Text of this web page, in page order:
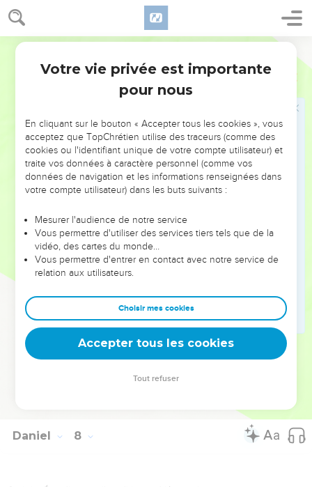
Daniel 7
23 Celui que j’interroge m’explique : « La quatrième bête
représente un quatrième royaume sur la terre. Il est différent
sur la terre, il écrasera tout sous ses pieds et il déchirera tout.
Les dix cornes représentent dix rois. Ils seront à la tête de
autres, prendra le pouvoir et il renversera trois rois.
Il parlera contre le Dieu très-haut et il fera souffrir le
peuple qui lui appartient. Il aura l’intention de changer les
jours des fêtes et la loi du peuple de Dieu. Ce peuple sera
en son pouvoir pendant trois ans et demi.
Ensuite, il y aura dans le ciel un jugement qui enlèvera le
pouvoir à ce royaume. Ainsi il disparaîtra et sera détruit.
Le pouvoir, la puissance et la grandeur de tous les
royaumes de la terre seront pour le peuple qui appartient au
tous les royaumes lui obéiront et le serviront. »
Le récit finit ici. Moi Daniel, je suis vraiment effrayé par
mes pensées. Je deviens très pâle et je réfléchis à tout cela.
© Société biblique française – Bibli’O, 2000, avec autorisation. Pour vous procurer
Daniel 8
Votre vie privée est importante
pour nous
En cliquant sur le bouton « Accepter tous les cookies », vous
acceptez que TopChrétien utilise des traceurs (comme des
cookies ou l'identifiant unique de votre compte utilisateur) et
traite vos données à caractère personnel (comme vos
données de navigation et les informations renseignées dans
votre compte utilisateur) dans les buts suivants :
Mesurer l'audience de notre service
Vous permettre d'utiliser des services tiers tels que de la
vidéo, des cartes du monde…
Vous permettre d'entrer en contact avec notre service de
relation aux utilisateurs.
Choisir mes cookies
Accepter tous les cookies
Tout refuser